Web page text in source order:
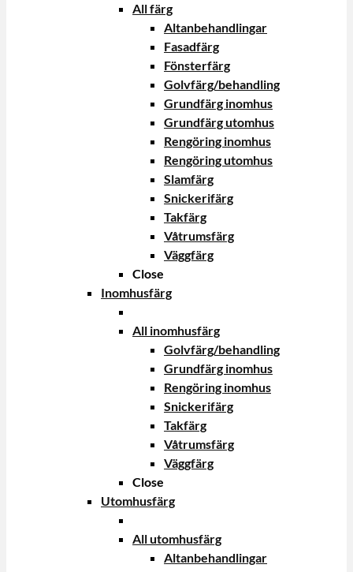
All färg
Altanbehandlingar
Fasadfärg
Fönsterfärg
Golvfärg/behandling
Grundfärg inomhus
Grundfärg utomhus
Rengöring inomhus
Rengöring utomhus
Slamfärg
Snickerifärg
Takfärg
Våtrumsfärg
Väggfärg
Close
Inomhusfärg
All inomhusfärg
Golvfärg/behandling
Grundfärg inomhus
Rengöring inomhus
Snickerifärg
Takfärg
Våtrumsfärg
Väggfärg
Close
Utomhusfärg
All utomhusfärg
Altanbehandlingar